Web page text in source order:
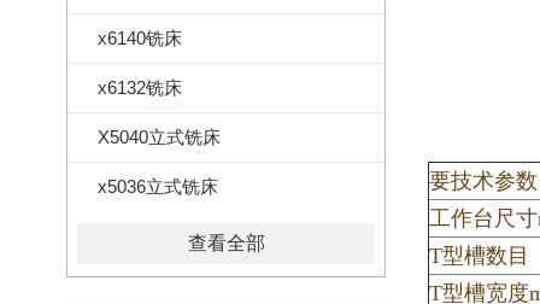
x6140铣床
x6132铣床
X5040立式铣床
x5036立式铣床
查看全部
要技术参数
工作台尺
T型槽数目
T型槽宽度